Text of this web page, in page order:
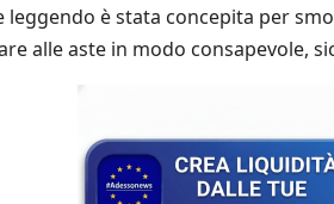
leggendo è stata concepita per
alle aste in modo consapevole,